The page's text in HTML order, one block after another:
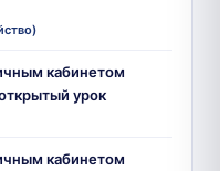
кабинетом
урок
кабинетом